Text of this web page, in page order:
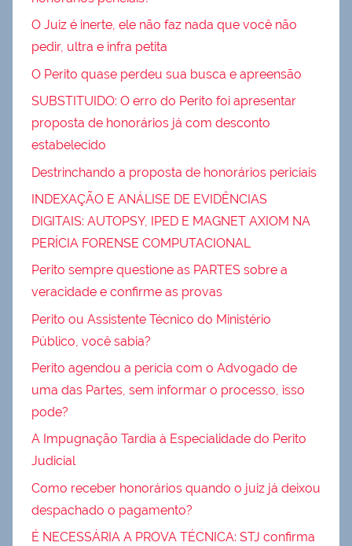
O Juiz é inerte, ele não faz nada que você não
pedir, ultra e infra petita
O Perito quase perdeu sua busca e apreensão
SUBSTITUIDO: O erro do Perito foi apresentar
proposta de honorários já com desconto
estabelecido
Destrinchando a proposta de honorários periciais
INDEXAÇÃO E ANÁLISE DE EVIDÊNCIAS
DIGITAIS: AUTOPSY, IPED E MAGNET AXIOM NA
PERÍCIA FORENSE COMPUTACIONAL
Perito sempre questione as PARTES sobre a
veracidade e confirme as provas
Perito ou Assistente Técnico do Ministério
Público, você sabia?
Perito agendou a perícia com o Advogado de
uma das Partes, sem informar o processo, isso
pode?
A Impugnação Tardia à Especialidade do Perito
Judicial
Como receber honorários quando o juiz já deixou
despachado o pagamento?
É NECESSÁRIA A PROVA TÉCNICA: STJ confirma